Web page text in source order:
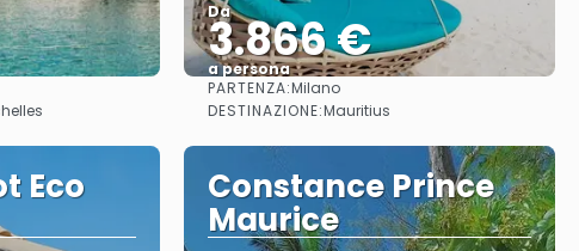
Da
3.866 €
a persona
Vedere
PARTENZA:Milano
DESTINAZIONE:Mauritius
Eco Constance Prince
Maurice